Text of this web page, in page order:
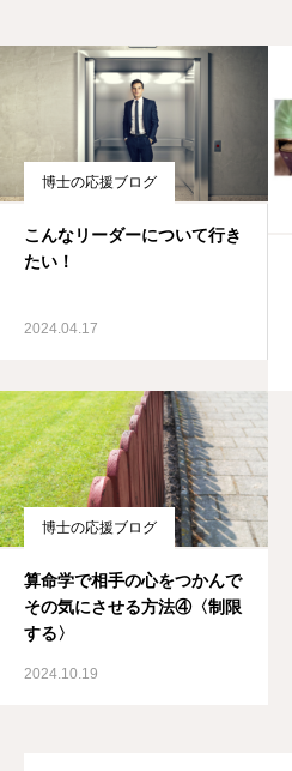
博士の応援ブログ
こんなリーダーについて行き
たい！
2024.04.17
博士の応援ブログ
算命学で相手の心をつかんで
その気にさせる方法④〈制限
する〉
2024.10.19